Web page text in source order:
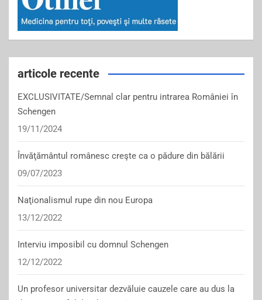
articole recente
EXCLUSIVITATE/Semnal clar pentru intrarea României în
Schengen
19/11/2024
Învăţământul românesc creşte ca o pădure din bălării
09/07/2023
Naţionalismul rupe din nou Europa
13/12/2022
Interviu imposibil cu domnul Schengen
12/12/2022
Un profesor universitar dezvăluie cauzele care au dus la